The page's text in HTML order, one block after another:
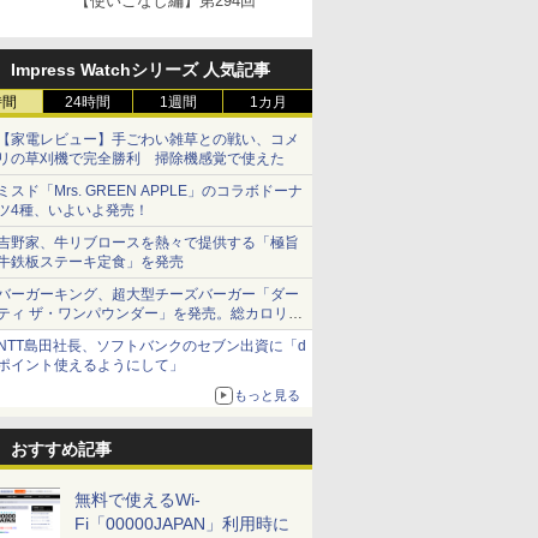
Impress Watchシリーズ 人気記事
24時間 1週間 1カ月
家電レビュー】手ごわい雑草との戦い、コメ
の草刈機で完全勝利 掃除機感覚で使えた
スド「Mrs. GREEN APPLE」のコラボドーナ
4種、いよいよ発売！
野家、牛リブロースを熱々で提供する「極旨
鉄板ステーキ定食」を発売
ーガーキング、超大型チーズバーガー「ダー
ィ ザ・ワンパウンダー」を発売。総カロリー
1656kcal、総重量約527g！
島田社長、ソフトバンクのセブン出資に「d
イント使えるようにして」
もっと見る
おすすめ記事
無料で使えるWi-
Fi「00000JAPAN」利用時に